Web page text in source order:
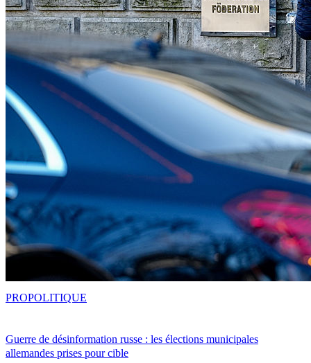
Guerre de désinformation russe : les élections municipales
allemandes prises pour cible
PROPOLITIQUE